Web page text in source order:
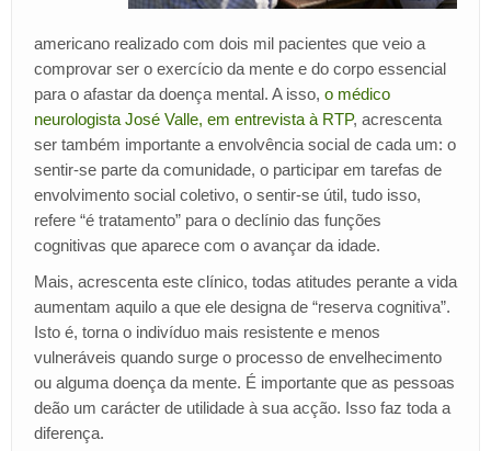
americano realizado com dois mil pacientes que veio a
comprovar ser o exercício da mente e do corpo essencial
para o afastar da doença mental. A isso, o médico
neurologista José Valle, em entrevista à RTP, acrescenta
ser também importante a envolvência social de cada um: o
sentir-se parte da comunidade, o participar em tarefas de
envolvimento social coletivo, o sentir-se útil, tudo isso,
refere “é tratamento” para o declínio das funções
cognitivas que aparece com o avançar da idade.
Mais, acrescenta este clínico, todas atitudes perante a vida
aumentam aquilo a que ele designa de “reserva cognitiva”.
Isto é, torna o indivíduo mais resistente e menos
vulneráveis quando surge o processo de envelhecimento
ou alguma doença da mente. É importante que as pessoas
deão um carácter de utilidade à sua acção. Isso faz toda a
diferença.